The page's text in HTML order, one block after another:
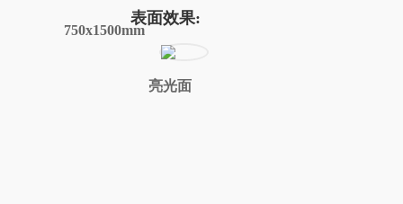
750x1500mm
表面效果:
亮光面